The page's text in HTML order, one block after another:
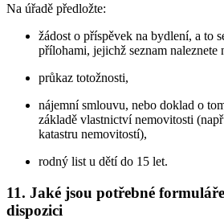
Na úřadě předložte:
žádost o příspěvek na bydlení, a to
přílohami, jejichž seznam naleznete
průkaz totožnosti,
nájemní smlouvu, nebo doklad o
základě vlastnictví nemovitosti
katastru nemovitostí),
rodný list u dětí do 15 let.
11. Jaké jsou potřebné
dispozici